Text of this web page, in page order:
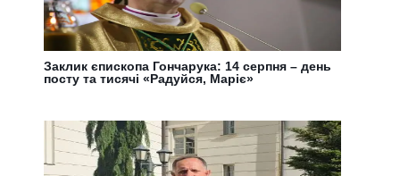
Заклик єпископа Гончарука: 14 серпня – день
посту та тисячі «Радуйся, Маріє»